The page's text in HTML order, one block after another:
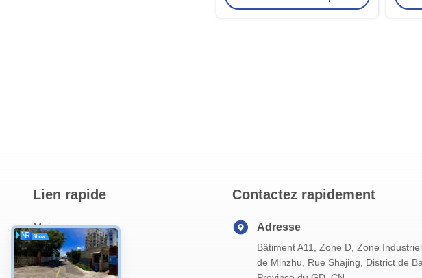
Lien rapide
Maison
Au Sujet De Nous
Produits
Contactez rapidement
Adresse
Bâtiment A11, Zone D, Zone
de Minzhu, Rue Shajing, District de